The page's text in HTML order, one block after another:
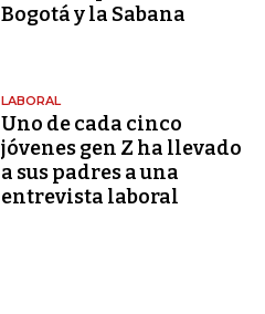
Bogotá y la Sabana
LABORAL
Uno de cada cinco
jóvenes gen Z ha llevado
a sus padres a una
entrevista laboral